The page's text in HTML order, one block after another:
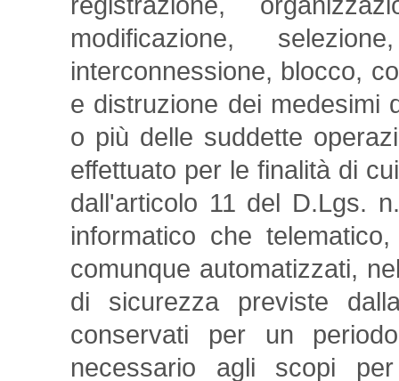
modificazione,
interconnessione, blocco,
e distruzione dei medesimi
o più delle suddette
effettuato per le finalità di
dall'articolo 11 del D.Lgs.
informatico che
comunque automatizzati,
di sicurezza previste
conservati per un
necessario agli scopi